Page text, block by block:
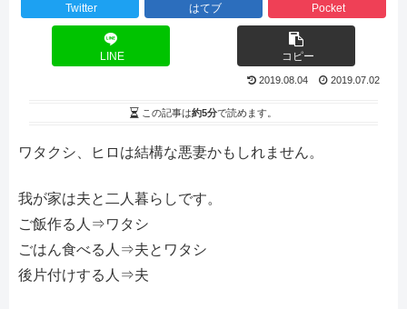
Twitter はてブ Pocket
LINE コピー
2019.08.04 2019.07.02
この記事は約5分で読めます。
ワタクシ、ヒロは結構な悪妻かもしれません。
我が家は夫と二人暮らしです。
ご飯作る人⇒ワタシ
ごはん食べる人⇒夫とワタシ
後片付けする人⇒夫